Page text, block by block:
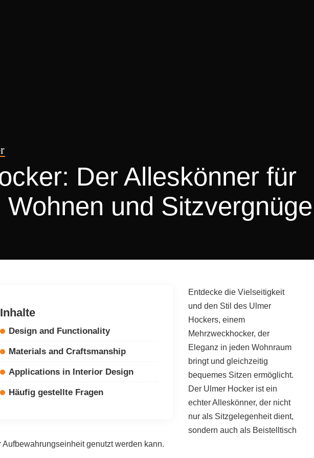
Der Alleskönner für
Wohnen und
Inhalte
Design and Functionality
Materials and Craftsmanship
Applications in Interior Design
Häufig gestellte Fragen
Entdecke die Vielseitigkeit
und den Stil des Ulmer
Hockers, einem
Mehrzweckhocker, der
Eleganz in jeden Wohnraum
bringt und gleichzeitig
bequemes Sitzen ermöglicht.
Der Ulmer Hocker ist ein
echter Alleskönner, der nicht
nur als Sitzgelegenheit dient,
sondern auch als Beistelltisch
Aufbewahrungseinheit genutzt werden kann.